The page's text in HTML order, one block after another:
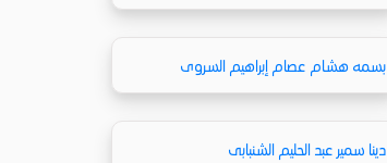
بسمه هشام عصام إبراهيم السروى
دينا سمير عبد الحليم الشنبابى